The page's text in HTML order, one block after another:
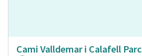
Cami Valldemar i Calafell Parc